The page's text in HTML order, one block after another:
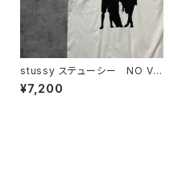
stussy ステューシー NO VA
CATION INN グラフィック プ
リント ホワイト 白 Tシャツ
¥7,200